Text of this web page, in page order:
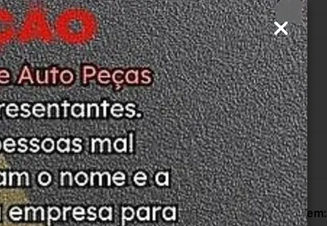
Cor:
Posição:
Lado:
Origem:
Tipo De Veículo:
OEM:
MPN:
Altura Da Embalagem:
Largura Da Embalagem:
Comprimento Da Embalagem: